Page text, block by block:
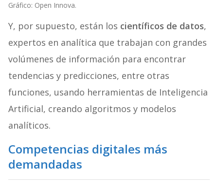
Gráfico: Open Innova.
Y, por supuesto, están los científicos de datos,
expertos en analítica que trabajan con grandes
volúmenes de información para encontrar
tendencias y predicciones, entre otras
funciones, usando herramientas de Inteligencia
Artificial, creando algoritmos y modelos
analíticos.
Competencias digitales más
demandadas